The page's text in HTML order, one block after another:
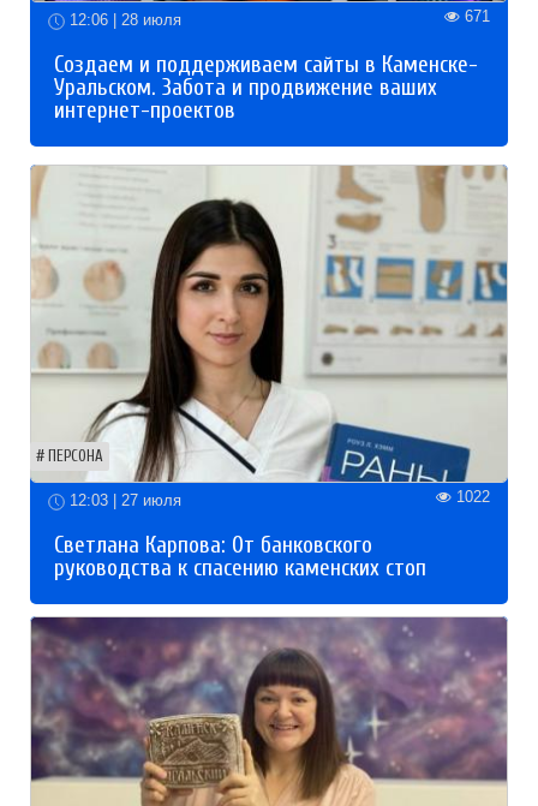
12:06 | 28 июля 671
Создаем и поддерживаем сайты в Каменске-
Уральском. Забота и продвижение ваших
интернет-проектов
ПЕРСОНА
12:03 | 27 июля 1022
Светлана Карпова: От банковского
руководства к спасению каменских стоп